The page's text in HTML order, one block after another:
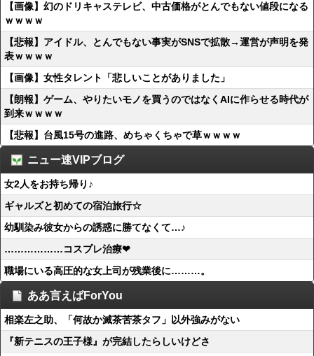
【画像】幻のドリキャステレビ、中古価格がとんでもない値段になる
ｗｗｗｗ
【悲報】アイドル、とんでもない事実がSNSで拡散→運営が声明を発
表ｗｗｗｗ
【画像】女性タレント「悲しいことがありました」
【朗報】ゲーム、やりたいモノを買うのではなくAIに作らせる時代が
到来ｗｗｗｗ
【悲報】台風15号の進路、めちゃくちゃで草ｗｗｗｗ
ニュー速VIPブログ
女2人をお持ち帰り♪
ギャルズと初めての宿泊旅行☆
幼馴染み彼女からの誘惑に勝てなくて…♪
………………コスプレ治療❤
職場にいる高圧的な女上司が残業後に………。
ああ言えばForYou
相楽左之助、「何故か滅茶苦茶タフ」以外強みがない
『新テニスの王子様』が完結したらしいけどさ